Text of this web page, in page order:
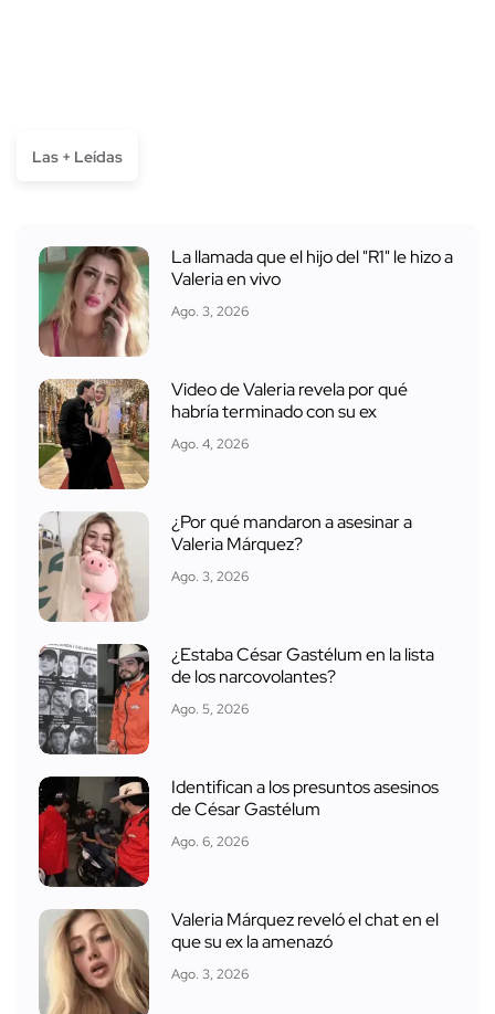
Las + Leídas
La llamada que el hijo del "R1" le hizo a
Valeria en vivo
Ago. 3, 2026
Video de Valeria revela por qué
habría terminado con su ex
Ago. 4, 2026
¿Por qué mandaron a asesinar a
Valeria Márquez?
Ago. 3, 2026
¿Estaba César Gastélum en la lista
de los narcovolantes?
Ago. 5, 2026
Identifican a los presuntos asesinos
de César Gastélum
Ago. 6, 2026
Valeria Márquez reveló el chat en el
que su ex la amenazó
Ago. 3, 2026